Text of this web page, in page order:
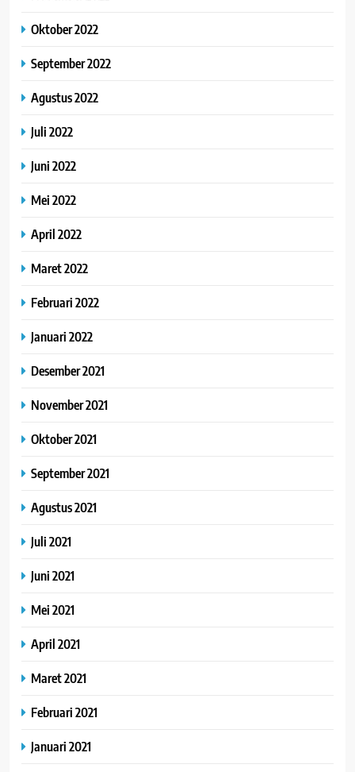
Oktober 2022
September 2022
Agustus 2022
Juli 2022
Juni 2022
Mei 2022
April 2022
Maret 2022
Februari 2022
Januari 2022
Desember 2021
November 2021
Oktober 2021
September 2021
Agustus 2021
Juli 2021
Juni 2021
Mei 2021
April 2021
Maret 2021
Februari 2021
Januari 2021